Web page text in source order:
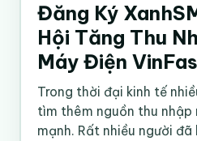
Đăng Ký
Hội Tăng Thu
Máy Điện
Trong thời đại kinh tế
tìm thêm nguồn thu
mạnh. Rất nhiều người